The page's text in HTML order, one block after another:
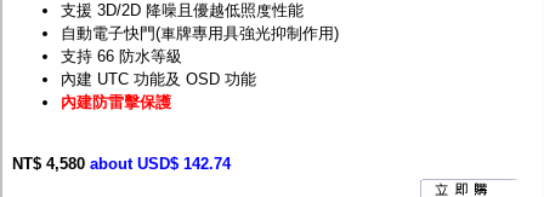
支援 3D/2D 降噪且優越低照度性能
自動電子快門(車牌專用具強光抑制作用)
支持 66 防水等級
內建 UTC 功能及 OSD 功能
內建防雷擊保護
NT$ 4,580 about USD$ 142.74